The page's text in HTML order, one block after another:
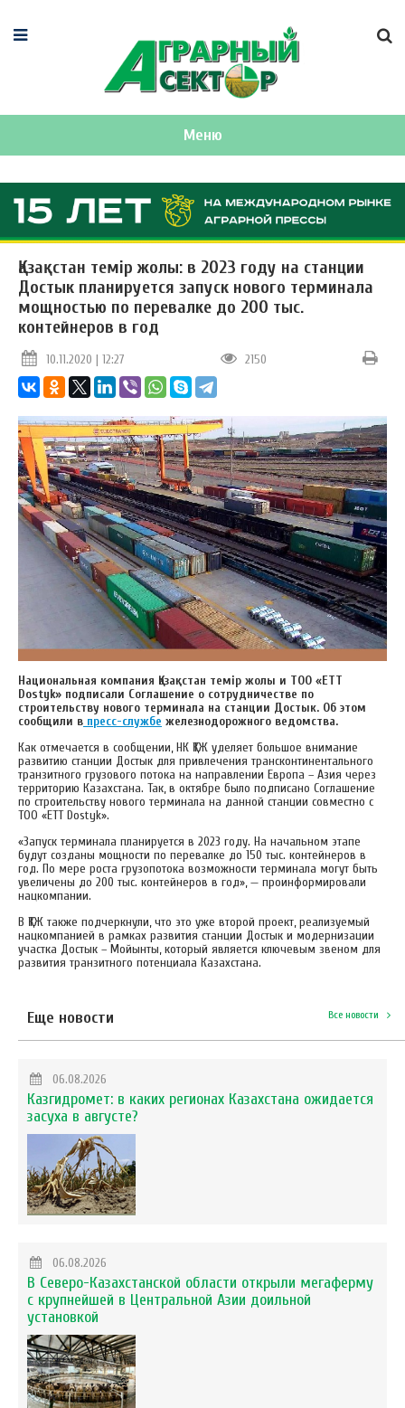
Меню
Қазақстан темір жолы: в 2023 году на станции
Достык планируется запуск нового терминала
мощностью по перевалке до 200 тыс.
контейнеров в год
10.11.2020 | 12:27 2150
Национальная компания Қазақстан темір жолы и ТОО «ETT
Dostyk» подписали Соглашение о сотрудничестве по
строительству нового терминала на станции Достык. Об этом
сообщили в пресс-службе железнодорожного ведомства.
Как отмечается в сообщении, НК ҚТЖ уделяет большое внимание
развитию станции Достык для привлечения трансконтинентального
транзитного грузового потока на направлении Европа – Азия через
территорию Казахстана. Так, в октябре было подписано Соглашение
по строительству нового терминала на данной станции совместно с
ТОО «ETT Dostyk».
«Запуск терминала планируется в 2023 году. На начальном этапе
будут созданы мощности по перевалке до 150 тыс. контейнеров в
год. По мере роста грузопотока возможности терминала могут быть
увеличены до 200 тыс. контейнеров в год», — проинформировали
нацкомпании.
В ҚТЖ также подчеркнули, что это уже второй проект, реализуемый
нацкомпанией в рамках развития станции Достык и модернизации
участка Достык – Мойынты, который является ключевым звеном для
развития транзитного потенциала Казахстана.
Еще новости Все новости
06.08.2026
Казгидромет: в каких регионах Казахстана ожидается
засуха в августе?
06.08.2026
В Северо-Казахстанской области открыли мегаферму
с крупнейшей в Центральной Азии доильной
установкой